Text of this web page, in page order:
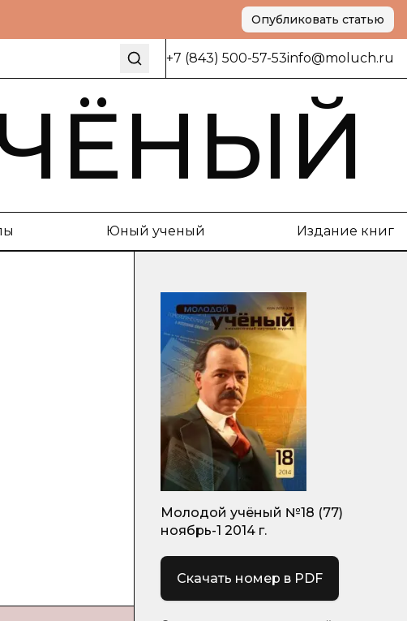
Опубликовать статью
+7 (843) 500-57-53info@moluch.ru
Юный ученый Издание книг
Молодой учёный №18 (77)
ноябрь-1 2014 г.
Скачать номер в PDF